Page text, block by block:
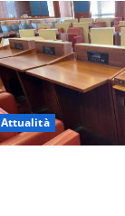
Attualità